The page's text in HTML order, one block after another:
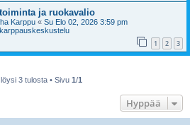
ja ruokavalio
Karppu « Su Elo 02, 2026 3:59 pm
1 2 3
3 tulosta • Sivu 1/1
Hyppää